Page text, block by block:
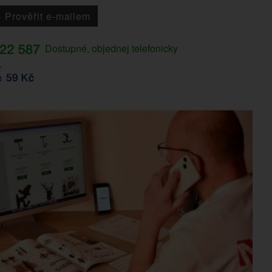
Prověřit e-mailem
Dostupné, objednej telefonicky